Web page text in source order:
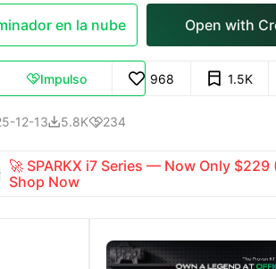
en la nube Open with
Impulso 968 1.5K
12-135.8K234
🚀 SPARKX i7 Series — Now Only $229
Shop Now